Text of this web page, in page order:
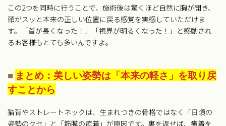
この2つを同時に行うことで、施術後は驚くほど自然に胸が開き、
頭がスッと本来の正しい位置に戻る感覚を実感していただけま
す。「首が長くなった！」「視界が明るくなった！」と感動され
るお客様もとても多いんですよ。
■ まとめ：美しい姿勢は「本来の軽さ」を取り戻
すことから
猫背やストレートネックは、生まれつきの骨格ではなく「日頃の
姿勢のクセ」と「筋膜の癒着」が原因です。裏を返せば、癒着を